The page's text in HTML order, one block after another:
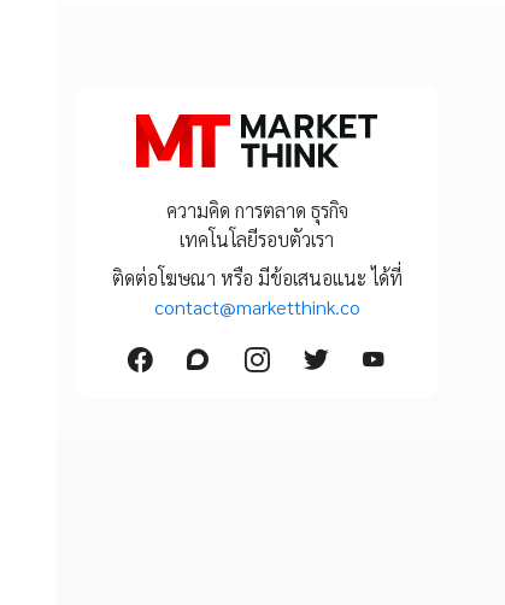
ความคิด การตลาด ธุรกิจ
เทคโนโลยีรอบตัวเรา
ติดต่อโฆษณา หรือ มีข้อเสนอแนะ ได้ที่
contact@marketthink.co